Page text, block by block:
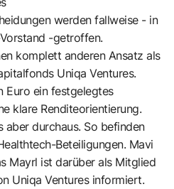
werden fallweise - in
-getroffen.
komplett anderen Ansatz als
Uniqa Ventures.
Euro ein festgelegtes
klare Renditeorientierung.
durchaus. So befinden
Beteiligungen. Mavi
Mayrl ist darüber als Mitglied
Uniqa Ventures informiert.